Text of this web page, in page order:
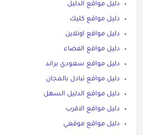
دليل مواقع الدليل
دليل مواقع كليك
دليل مواقع اونلاين
دليل مواقع الفضاء
دليل مواقع سعودي براند
دليل مواقع تبادل بالمجان
دليل مواقع الدليل السهل
دليل مواقع الاقرب
دليل مواقع موقعي